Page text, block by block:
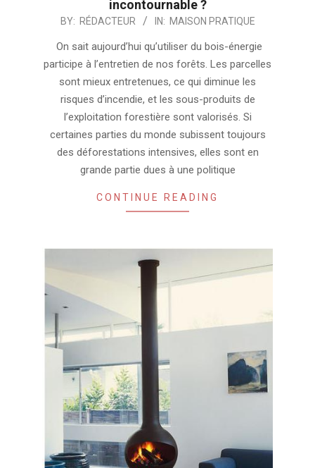
incontournable ?
2024-BY: RÉDACTEUR IN: MAISON PRATIQUE
On sait aujourd’hui qu’utiliser du bois-énergie
participe à l’entretien de nos forêts. Les parcelles
sont mieux entretenues, ce qui diminue les
risques d’incendie, et les sous-produits de
l’exploitation forestière sont valorisés. Si
certaines parties du monde subissent toujours
des déforestations intensives, elles sont en
grande partie dues à une politique
CONTINUE READING